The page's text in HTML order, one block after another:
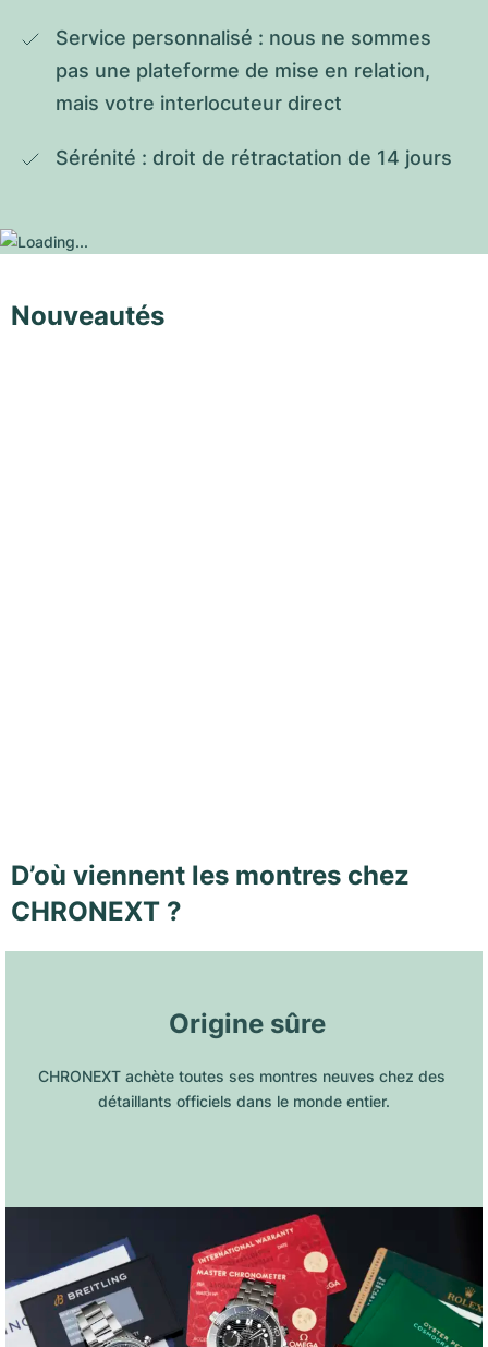
Service personnalisé : nous ne sommes
pas une plateforme de mise en relation,
mais votre interlocuteur direct
Sérénité : droit de rétractation de 14 jours
Nouveautés
D’où viennent les montres chez
CHRONEXT ?
Origine sûre
CHRONEXT achète toutes ses montres neuves chez des
détaillants officiels dans le monde entier.